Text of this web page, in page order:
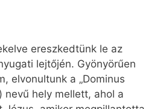
ereszkedtünk le az
lejtőjén. Gyönyörűen
elvonultunk a „Dominus
nevű hely mellett, ahol a